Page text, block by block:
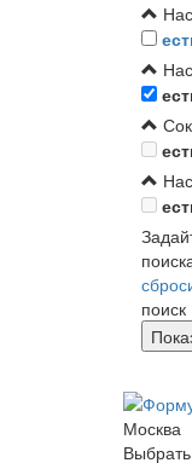
поиск
Москва